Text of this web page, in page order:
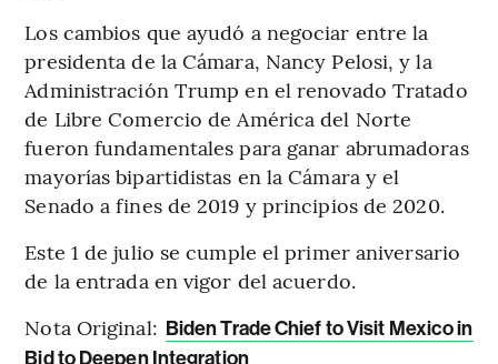
Los cambios que ayudó a negociar entre la
presidenta de la Cámara, Nancy Pelosi, y la
Administración Trump en el renovado Tratado
de Libre Comercio de América del Norte
fueron fundamentales para ganar abrumadoras
mayorías bipartidistas en la Cámara y el
Senado a fines de 2019 y principios de 2020.
Este 1 de julio se cumple el primer aniversario
de la entrada en vigor del acuerdo.
Nota Original: Biden Trade Chief to Visit Mexico in
Bid to Deepen Integration